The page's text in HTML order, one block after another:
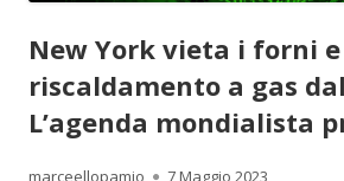
New York vieta i forni
riscaldamento a gas
L’agenda mondialista
Autore
marceellopamio Pubblicato
7 Maggio 2023